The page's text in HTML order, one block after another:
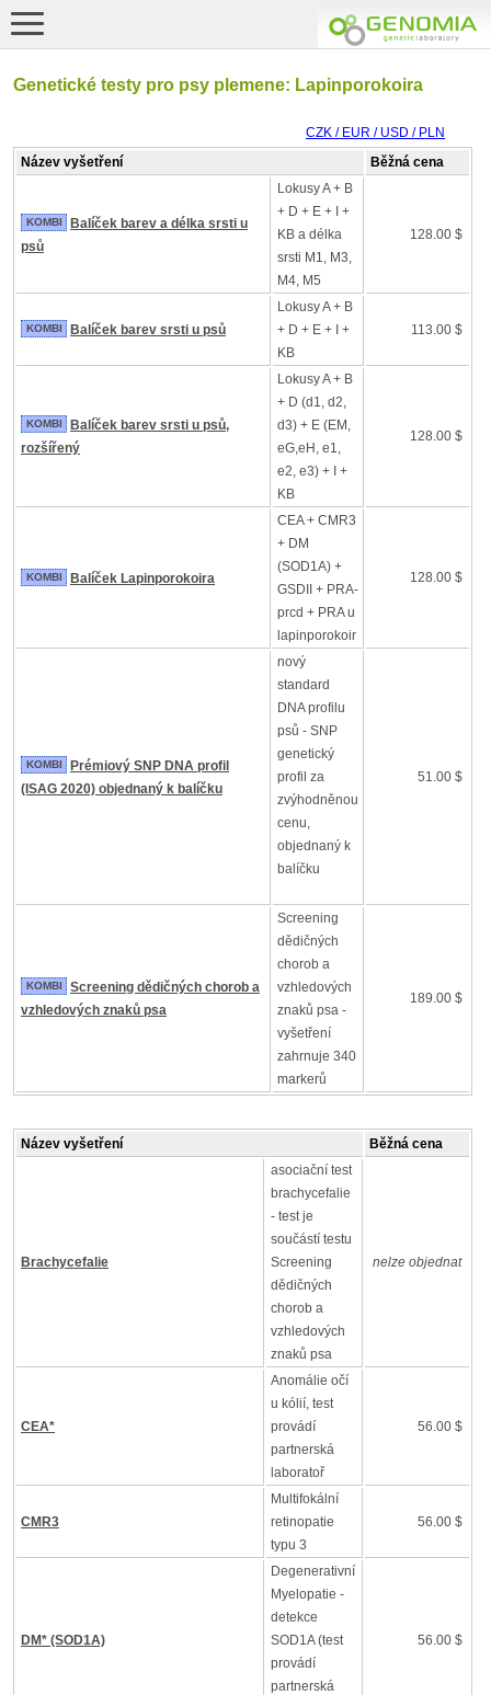
Genetické testy pro psy plemene: Lapinporokoira
CZK / EUR / USD / PLN
Název vyšetření
Běžná cena
KOMBI
Balíček barev a délka srsti u
psů
Lokusy A + B
+ D + E + I +
KB a délka
srsti M1, M3,
M4, M5
128.00 $
KOMBI Balíček barev srsti u psů
Lokusy A + B
+ D + E + I +
KB
113.00 $
KOMBI
Balíček barev srsti u psů,
rozšířený
Lokusy A + B
+ D (d1, d2,
d3) + E (EM,
eG,eH, e1,
e2, e3) + I +
KB
128.00 $
KOMBI Balíček Lapinporokoira
CEA + CMR3
+ DM
(SOD1A) +
GSDII + PRA-
prcd + PRA u
lapinporokoir
128.00 $
KOMBI
Prémiový SNP DNA profil
(ISAG 2020) objednaný k balíčku
nový
standard
DNA profilu
psů - SNP
genetický
profil za
zvýhodněnou
cenu,
objednaný k
balíčku
51.00 $
KOMBI
Screening dědičných chorob a
vzhledových znaků psa
Screening
dědičných
chorob a
vzhledových
znaků psa -
vyšetření
zahrnuje 340
markerů
189.00 $
Název vyšetření Běžná cena
Brachycefalie
asociační test
brachycefalie
- test je
součástí testu
Screening
dědičných
chorob a
vzhledových
znaků psa
nelze objednat
CEA*
Anomálie očí
u kólií, test
provádí
partnerská
laboratoř
56.00 $
CMR3
Multifokální
retinopatie
typu 3
56.00 $
DM* (SOD1A)
Degenerativní
Myelopatie -
detekce
SOD1A (test
provádí
partnerská
56.00 $